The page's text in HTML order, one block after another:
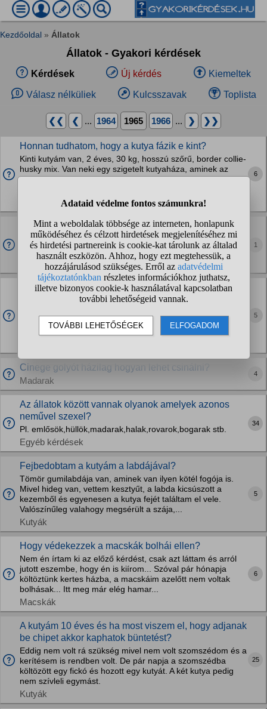
Kezdőoldal » Állatok
Állatok - Gyakori kérdések
Kérdések Új kérdés Kiemeltek
Válasz nélküliek Kulcsszavak Toplista
❮❮ ❮ ... 1964 1965 1966 ... ❯ ❯❯
Honnan tudhatom, hogy a kutya fázik e kint?
Kinti kutyám van, 2 éves, 30 kg, hosszú szőrű, border collie-
husky mix. Van neki egy szigetelt kutyaháza, aminek az
ajtaja szélvédett. De sajnos semmit nem tűr el benne,
6
Mit jelent ha a kutyamat simogatom, felagaskodik a
kapura es rateszi a mancsát a karomra?
Ez lehet dominancia
Kutyák
1
Miert bolhas meg mindig?
Figyelmetlen voltam, elfelejtettem a bolhairto cseppet ujra
ivartalan kandurom. Egybol mindent fertotlenitettem, ot
lekezeltem bolha elleni samponnal,...
5
Cinege golyót házilag hogyan lehet csinálni?
Madarak
4
Az állatok között vannak olyanok amelyek azonos
neművel szexel?
Pl. emlősök,hüllök,madarak,halak,rovarok,bogarak stb.
Egyéb kérdések
34
Fejbedobtam a kutyám a labdájával?
Tömör gumilabdája van, aminek van ilyen kötél fogója is.
Mivel hideg van, vettem kesztyűt, a labda kicsúszott a
kezemből és egyenesen a kutya fejét találtam el vele.
Valószínűleg valahogy megsérült a szája,...
Kutyák
5
Hogy védekezzek a macskák bolhái ellen?
Nem én írtam ki az előző kérdést, csak azt láttam és arról
jutott eszembe, hogy én is kiírom... Szóval pár hónapja
költöztünk kertes házba, a macskáim azelőtt nem voltak
bolhásak... Itt meg már elég hamar...
Macskák
6
A kutyám 10 éves és ha most viszem el, hogy adjanak
be chipet akkor kaphatok büntetést?
Eddig nem volt rá szükség mivel nem volt szomszédom és a
kerítésem is rendben volt. De pár napja a szomszédba
költözött egy fickó és hozott egy kutyát. A két kutya pedig
nem szívleli egymást.
Kutyák
25